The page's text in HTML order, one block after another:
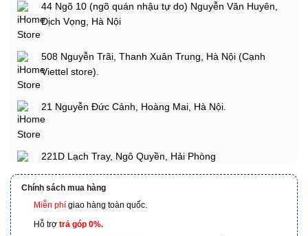
44 Ngõ 10 (ngõ quán nhậu tự do) Nguyễn Văn Huyên,
Dịch Vọng, Hà Nội
508 Nguyễn Trãi, Thanh Xuân Trung, Hà Nội (Cạnh
Viettel store).
21 Nguyễn Đức Cảnh, Hoàng Mai, Hà Nội.
221D Lạch Tray, Ngô Quyền, Hải Phòng
173 Nguyễn Thái Bình, Phường 4, Quận Tân Bình, Hồ
Chí Minh
Chính sách mua hàng
Miễn phí giao hàng toàn quốc.
Hỗ trợ trả góp 0%.